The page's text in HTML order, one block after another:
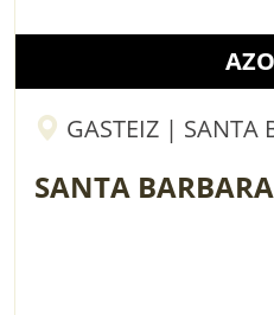
GASTEIZ | SANTA
SANTA